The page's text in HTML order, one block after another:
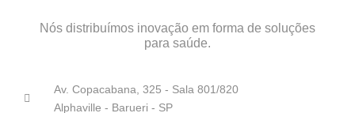
Nós distribuímos inovação em forma de soluções
para saúde.
Av. Copacabana, 325 - Sala 801/820
Alphaville - Barueri - SP